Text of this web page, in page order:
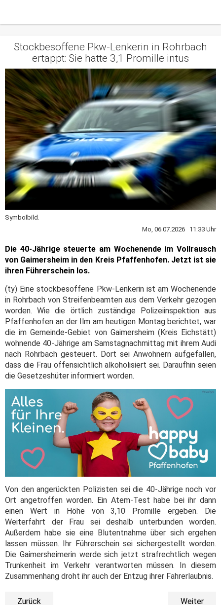
Stockbesoffene Pkw-Lenkerin in Rohrbach
ertappt: Sie hatte 3,1 Promille intus
Symbolbild.
Mo, 06.07.2026 11:33 Uhr
Die 40-Jährige steuerte am Wochenende im Vollrausch
von Gaimersheim in den Kreis Pfaffenhofen. Jetzt ist sie
ihren Führerschein los.
(ty) Eine stockbesoffene Pkw-Lenkerin ist am Wochenende
in Rohrbach von Streifenbeamten aus dem Verkehr gezogen
worden. Wie die örtlich zuständige Polizeiinspektion aus
Pfaffenhofen an der Ilm am heutigen Montag berichtet, war
die im Gemeinde-Gebiet von Gaimersheim (Kreis Eichstätt)
wohnende 40-Jährige am Samstagnachmittag mit ihrem Audi
nach Rohrbach gesteuert. Dort sei Anwohnern aufgefallen,
dass die Frau offensichtlich alkoholisiert sei. Daraufhin seien
die Gesetzeshüter informiert worden.
Von den angerückten Polizisten sei die 40-Jährige noch vor
Ort angetroffen worden. Ein Atem-Test habe bei ihr dann
einen Wert in Höhe von 3,10 Promille ergeben. Die
Weiterfahrt der Frau sei deshalb unterbunden worden.
Außerdem habe sie eine Blutentnahme über sich ergehen
lassen müssen. Ihr Führerschein sei sichergestellt worden.
Die Gaimersheimerin werde sich jetzt strafrechtlich wegen
Trunkenheit im Verkehr verantworten müssen. In diesem
Zusammenhang droht ihr auch der Entzug ihrer Fahrerlaubnis.
Zurück Weiter